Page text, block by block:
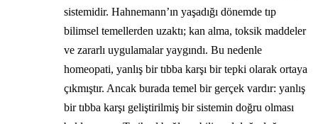
sistemidir. Hahnemann’ın yaşadığı dönemde tıp
bilimsel temellerden uzaktı; kan alma, toksik maddeler
ve zararlı uygulamalar yaygındı. Bu nedenle
homeopati, yanlış bir tıbba karşı bir tepki olarak ortaya
çıkmıştır. Ancak burada temel bir gerçek vardır: yanlış
bir tıbba karşı geliştirilmiş bir sistemin doğru olması